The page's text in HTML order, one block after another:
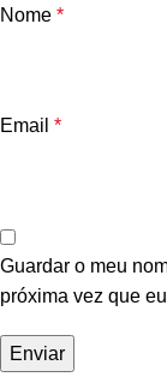
Nome *
Email *
Guardar o meu
próxima vez que